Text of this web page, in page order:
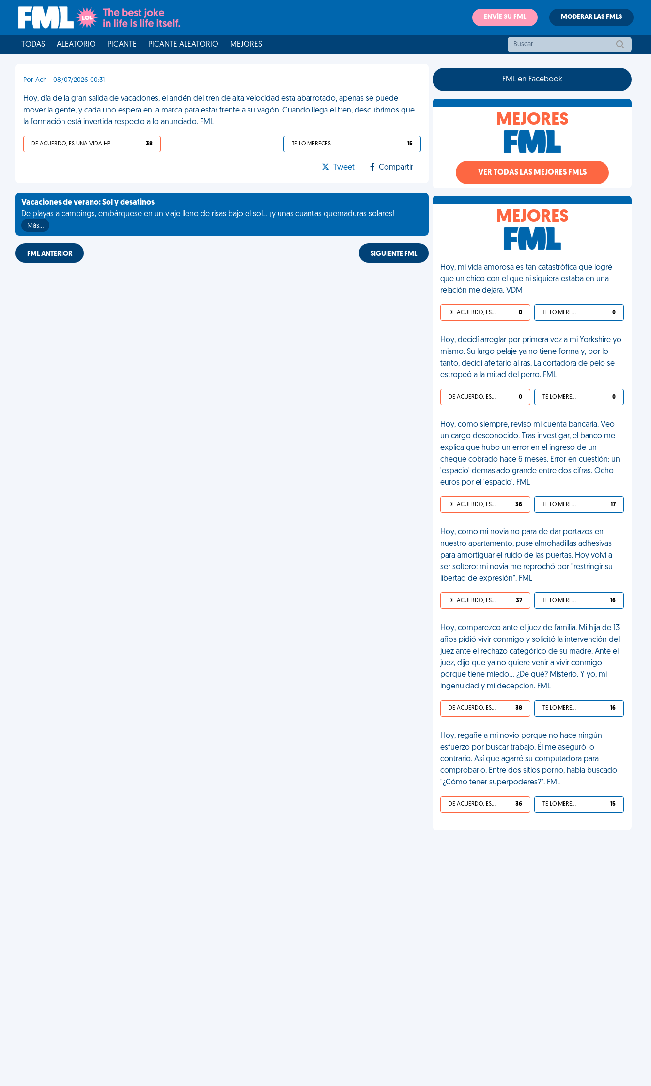
ENVÍE SU FML MODERAR LAS FMLS
TODAS ALEATORIO PICANTE PICANTE ALEATORIO MEJORES
Por Ach - 08/07/2026 00:31
Hoy, día de la gran salida de vacaciones, el andén del tren de alta velocidad está abarrotado, apenas se puede
mover la gente, y cada uno espera en la marca para estar frente a su vagón. Cuando llega el tren, descubrimos que
la formación está invertida respecto a lo anunciado. FML
DE ACUERDO, ES UNA VIDA HP 38 TE LO MERECES 15
Tweet Compartir
Vacaciones de verano: Sol y desatinos
De playas a campings, embárquese en un viaje lleno de risas bajo el sol... ¡y unas cuantas quemaduras solares!
Más…
FML ANTERIOR SIGUIENTE FML
FML en Facebook
MEJORES
VER TODAS LAS MEJORES FMLS
MEJORES
Hoy, mi vida amorosa es tan catastrófica que logré
que un chico con el que ni siquiera estaba en una
relación me dejara. VDM
DE ACUERDO, ES UNA VIDA HP 0 TE LO MERECES 0
Hoy, decidí arreglar por primera vez a mi Yorkshire yo
mismo. Su largo pelaje ya no tiene forma y, por lo
tanto, decidí afeitarlo al ras. La cortadora de pelo se
estropeó a la mitad del perro. FML
DE ACUERDO, ES UNA VIDA HP 0 TE LO MERECES 0
Hoy, como siempre, reviso mi cuenta bancaria. Veo
un cargo desconocido. Tras investigar, el banco me
explica que hubo un error en el ingreso de un
cheque cobrado hace 6 meses. Error en cuestión: un
'espacio' demasiado grande entre dos cifras. Ocho
euros por el 'espacio'. FML
DE ACUERDO, ES UNA VIDA HP 36 TE LO MERECES 17
Hoy, como mi novia no para de dar portazos en
nuestro apartamento, puse almohadillas adhesivas
para amortiguar el ruido de las puertas. Hoy volví a
ser soltero: mi novia me reprochó por "restringir su
libertad de expresión". FML
DE ACUERDO, ES UNA VIDA HP 37 TE LO MERECES 16
Hoy, comparezco ante el juez de familia. Mi hija de 13
años pidió vivir conmigo y solicitó la intervención del
juez ante el rechazo categórico de su madre. Ante el
juez, dijo que ya no quiere venir a vivir conmigo
porque tiene miedo... ¿De qué? Misterio. Y yo, mi
ingenuidad y mi decepción. FML
DE ACUERDO, ES UNA VIDA HP 38 TE LO MERECES 16
Hoy, regañé a mi novio porque no hace ningún
esfuerzo por buscar trabajo. Él me aseguró lo
contrario. Así que agarré su computadora para
comprobarlo. Entre dos sitios porno, había buscado
"¿Cómo tener superpoderes?". FML
DE ACUERDO, ES UNA VIDA HP 36 TE LO MERECES 15